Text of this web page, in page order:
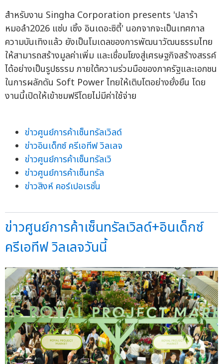
สำหรับงาน Singha Corporation presents 'ปลาร้า
หมอลำ2026 แซ่บ เซิ้ง อินเดอะซิตี้' นอกจากจะเป็นเทศกาล
ความบันเทิงแล้ว ยังเป็นโมเดลของการพัฒนาวัฒนธรรมไทย
ให้สามารถสร้างมูลค่าเพิ่ม และเชื่อมโยงสู่เศรษฐกิจสร้างสรรค์
ได้อย่างเป็นรูปธรรม ภายใต้ความร่วมมือของภาครัฐและเอกชน
ในการผลักดัน Soft Power ไทยให้เติบโตอย่างยั่งยืน โดย
งานนี้เปิดให้เข้าชมฟรีโดยไม่มีค่าใช้จ่าย
ข่าวศูนย์การค้าเซ็นทรัลเวิลด์
ข่าวอินเด็กซ์ ครีเอทีฟ วิลเลจ
ข่าวศูนย์การค้าเซ็นทรัลเวิ
ข่าวศูนย์การค้าเซ็นทรัล
ข่าวสิงห์ คอร์เปอเรชั่น
ข่าวศูนย์การค้าเซ็นทรัลเวิลด์+อินเด็กซ์
ครีเอทีฟ วิลเลจวันนี้